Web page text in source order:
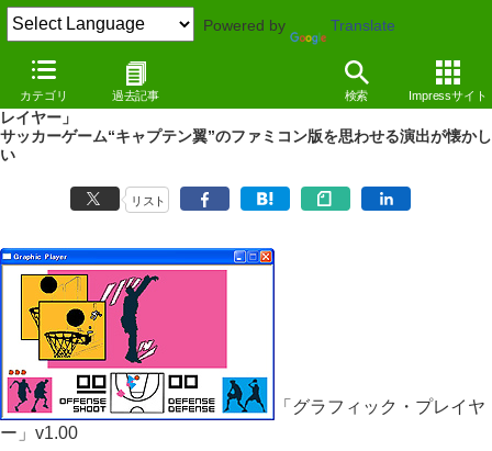
Powered by Translate
カテゴリ 過去記事 検索 Impressサイト
REVIEW
（10/02/25）
レトロなバスケットボールシミュレーションゲーム「グラフィック・プ
レイヤー」
サッカーゲーム“キャプテン翼”のファミコン版を思わせる演出が懐かし
い
リスト
「グラフィック・プレイヤ
ー」v1.00